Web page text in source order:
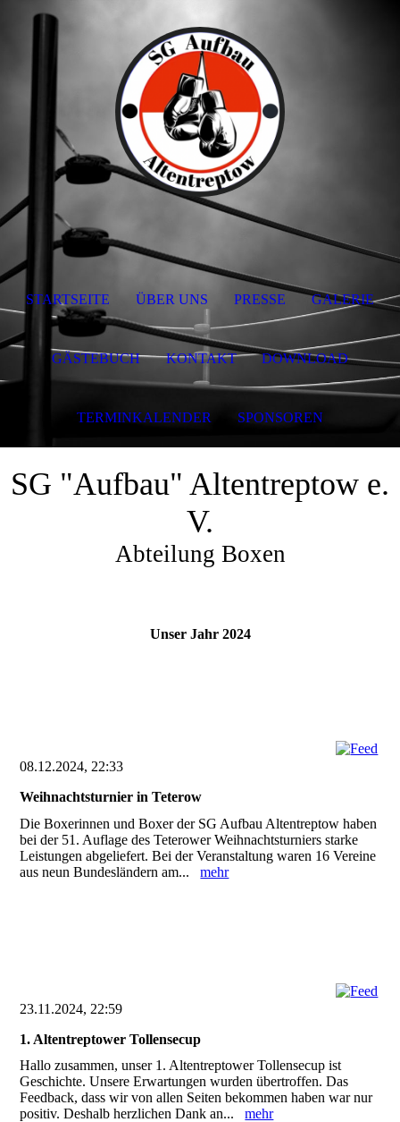
SG "Aufbau" Altentreptow e.
V.
Abteilung Boxen
Unser Jahr 2024
08.12.2024, 22:33
Weihnachtsturnier in Teterow
Die Boxerinnen und Boxer der SG Aufbau Altentreptow haben
bei der 51. Auflage des Teterower Weihnachtsturniers starke
Leistungen abgeliefert. Bei der Veranstaltung waren 16 Vereine
aus neun Bundesländern am...mehr
23.11.2024, 22:59
1. Altentreptower Tollensecup
Hallo zusammen, unser 1. Altentreptower Tollensecup ist
Geschichte. Unsere Erwartungen wurden übertroffen. Das
Feedback, dass wir von allen Seiten bekommen haben war nur
positiv. Deshalb herzlichen Dank an...mehr
STARTSEITE ÜBER UNS PRESSE GALERIE
GÄSTEBUCH KONTAKT DOWNLOAD
TERMINKALENDER SPONSOREN